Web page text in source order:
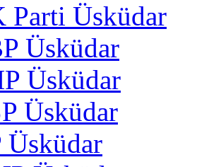
Parti Üsküdar
Üsküdar
Üsküdar
Üsküdar
Üsküdar